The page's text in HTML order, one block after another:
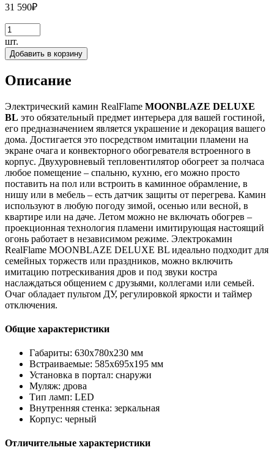
31 590₽
шт.
Добавить в корзину
Описание
Электрический камин RealFlame MOONBLAZE DELUXE
BL это обязательный предмет интерьера для вашей гостиной,
его предназначением является украшение и декорация вашего
дома. Достигается это посредством имитации пламени на
экране очага и конвекторного обогревателя встроенного в
корпус. Двухуровневый тепловентилятор обогреет за полчаса
любое помещение – спальню, кухню, его можно просто
поставить на пол или встроить в каминное обрамление, в
нишу или в мебель – есть датчик защиты от перегрева. Камин
используют в любую погоду зимой, осенью или весной, в
квартире или на даче. Летом можно не включать обогрев –
проекционная технология пламени имитирующая настоящий
огонь работает в независимом режиме. Электрокамин
RealFlame MOONBLAZE DELUXE BL идеально подходит для
семейных торжеств или праздников, можно включить
имитацию потрескивания дров и под звуки костра
наслаждаться общением с друзьями, коллегами или семьей.
Очаг обладает пультом ДУ, регулировкой яркости и таймер
отключения.
Общие характеристики
Габариты: 630х780х230 мм
Встраиваемые: 585х695х195 мм
Установка в портал: снаружи
Муляж: дрова
Тип ламп: LED
Внутренняя стенка: зеркальная
Корпус: черный
Отличительные характеристики